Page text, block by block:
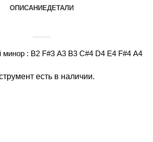
ОПИСАНИЕДЕТАЛИ
минор : B2 F#3 A3 B3 C#4 D4 E4 F#4 A4
есть в наличии.